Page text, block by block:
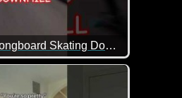
Unfassbares Longboard Skating Downhill